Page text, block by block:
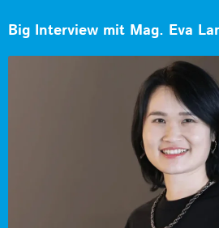
Big Interview mit Mag. Eva